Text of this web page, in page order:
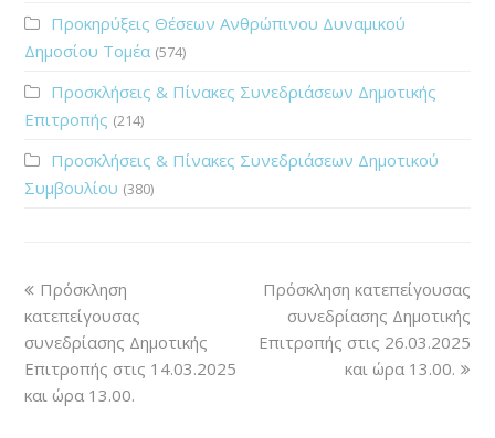
Προκηρύξεις Θέσεων Ανθρώπινου Δυναμικού
Δημοσίου Τομέα (574)
Προσκλήσεις & Πίνακες Συνεδριάσεων Δημοτικής
Επιτροπής (214)
Προσκλήσεις & Πίνακες Συνεδριάσεων Δημοτικού
Συμβουλίου (380)
Πρόσκληση
κατεπείγουσας
συνεδρίασης Δημοτικής
Επιτροπής στις 14.03.2025
και ώρα 13.00.
Πρόσκληση κατεπείγουσας
συνεδρίασης Δημοτικής
Επιτροπής στις 26.03.2025
και ώρα 13.00.